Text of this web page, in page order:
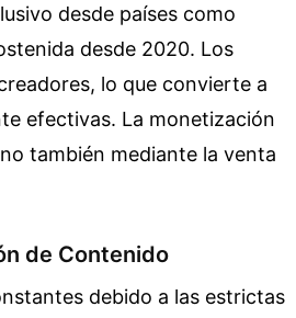
desde países como
desde 2020. Los
lo que convierte a
efectivas. La monetización
también mediante la venta
de Contenido
debido a las estrictas